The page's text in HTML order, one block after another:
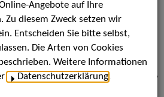
als PDF speichern
Soul, Deutscher Pop Rock Schlager,
Angebote auf Ihre
Zu diesem Zweck setzen wir
Entscheiden Sie bitte selbst,
Die Arten von Cookies
Weitere Informationen
Datenschutzerklärung